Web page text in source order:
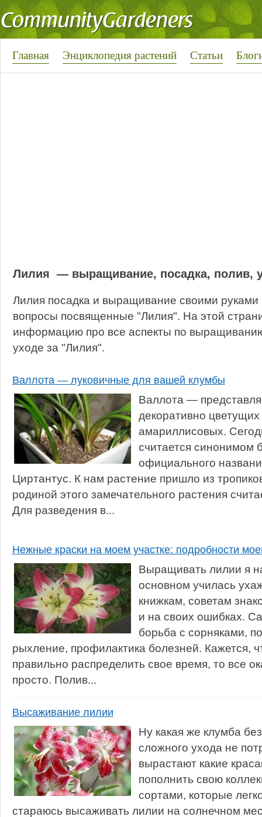
Главная Энциклопедия растений Статьи
Лилия — выращивание, посадка, полив,
Лилия посадка и выращивание своими руками
вопросы посвященные "Лилия". На этой
информацию про все аспекты по
уходе за "Лилия".
Валлота — луковичные для вашей клумбы
Валлота —
декоративно
амариллисовых.
считается синонимом
официального
Циртантус. К нам растение пришло из
родиной этого замечательного растения
Для разведения в...
Нежные краски на моем участке: подробности
Выращивать лилии я
основном училась
книжкам, советам
и на своих ошибках.
борьба с сорняками,
рыхление, профилактика болезней. Кажется,
правильно распределить свое время, то все
просто. Полив...
Высаживание лилии
Ну какая же клумба
сложного ухода не
вырастают какие
пополнить свою
сортами, которые
стараюсь высаживать лилии на солнечном